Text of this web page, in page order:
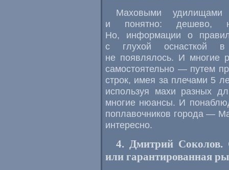
Маховыми
и понятно: дешево,
Но, информации о
с глухой оснасткой в
не появлялось. И многие
самостоятельно — путем
строк, имея за плечами 5
используя махи разных
многие нюансы. И
поплавочников города —
интересно.
4. Дмитрий Соколов.
или гарантированная